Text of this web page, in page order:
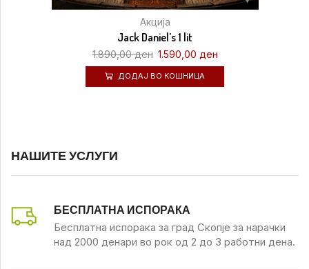
Акција
Jack Daniel’s 1 lit
1.890,00ден 1.590,00 ден
ДОДАЈ ВО КОШНИЦА
НАШИТЕ УСЛУГИ
БЕСПЛАТНА ИСПОРАКА
Бесплатна испорака за град Скопје за нарачки
над 2000 денари во рок од 2 до 3 работни дена.